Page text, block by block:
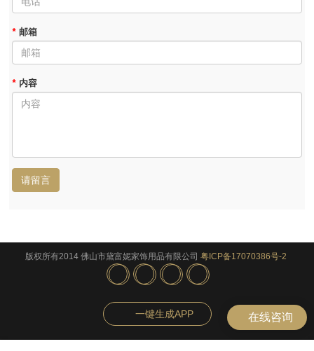
* 邮箱
* 内容
请留言
版权所有2014 佛山市黛富妮家饰用品有限公司 粤ICP备17070386号-2
一键生成APP 在线咨询